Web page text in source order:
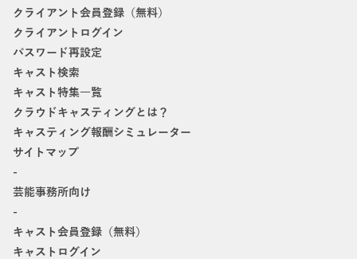
クライアント会員登録（無料）
クライアントログイン
パスワード再設定
キャスト検索
キャスト特集一覧
クラウドキャスティングとは？
キャスティング報酬シミュレーター
サイトマップ
-
芸能事務所向け
-
キャスト会員登録（無料）
キャストログイン